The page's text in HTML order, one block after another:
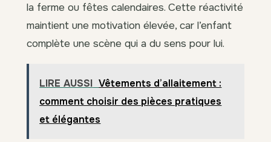
la ferme ou fêtes calendaires. Cette réactivité
maintient une motivation élevée, car l’enfant
complète une scène qui a du sens pour lui.
LIRE AUSSI Vêtements d’allaitement :
comment choisir des pièces pratiques
et élégantes